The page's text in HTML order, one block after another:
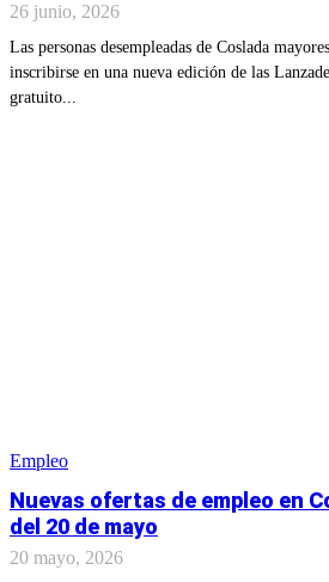
26 junio, 2026
Las personas desempleadas de Coslada
inscribirse en una nueva edición de las
gratuito...
Empleo
Nuevas ofertas de empleo en
del 20 de mayo
20 mayo, 2026